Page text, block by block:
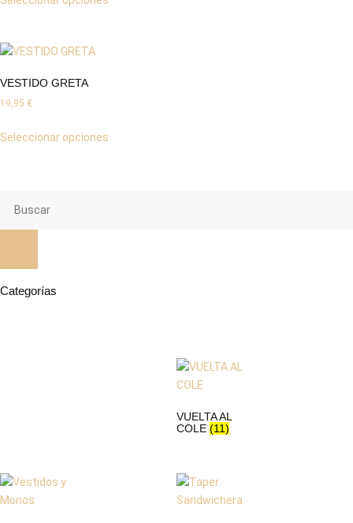
VESTIDO GRETA
19,95 €
Seleccionar opciones
Categorías
VUELTA AL
COLE (11)